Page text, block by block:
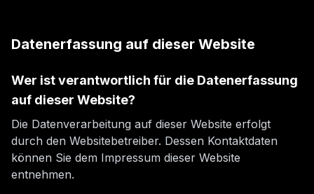
Datenerfassung auf dieser Website
Wer ist verantwortlich für die Datenerfassung
auf dieser Website?
Die Datenverarbeitung auf dieser Website erfolgt
durch den Websitebetreiber. Dessen Kontaktdaten
können Sie dem Impressum dieser Website
entnehmen.